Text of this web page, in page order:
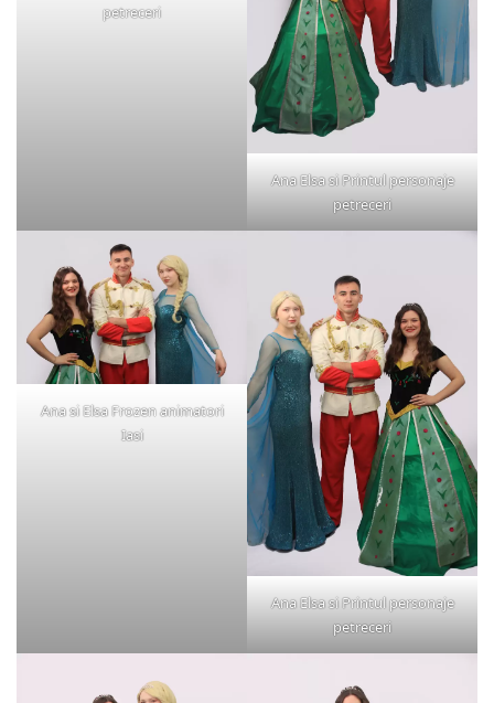
petreceri
Ana Elsa si Printul personaje
petreceri
Ana si Elsa Frozen animatori
Iasi
Ana Elsa si Printul personaje
petreceri